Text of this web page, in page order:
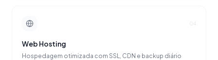
04
Web Hosting
Hospedagem otimizada com SSL, CDN e backup diário